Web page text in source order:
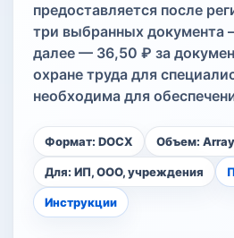
предоставляется после
три выбранных документа
далее — 36,50 ₽ за
охране труда для
необходима для
Формат: DOCX Объем: Array
Для: ИП, ООО, учреждения
Инструкции